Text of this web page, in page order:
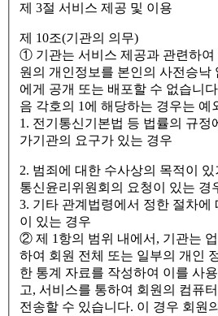
제 3절 서비스 제공 및 이용
제 10조(기관의 의무)
① 기관는 서비스 제공과 관련하여
원의 개인정보를 본인의 사전승낙
에게 공개 또는 배포할 수 없습니
음 각호의 1에 해당하는 경우는 예
1. 전기통신기본법 등 법률의 규정
가기관의 요구가 있는 경우
2. 범죄에 대한 수사상의 목적이 있
통신윤리위원회의 요청이 있는 경
3. 기타 관계법령에서 정한 절차에
이 있는 경우
② 제 1항의 범위 내에서, 기관는
하여 회원 전체 또는 일부의 개인
한 통계 자료를 작성하여 이를 사
고, 서비스를 통하여 회원의 컴퓨
전송할 수 있습니다. 이 경우 회원